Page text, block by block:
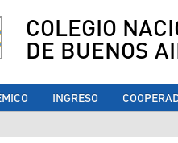
COLEGIO
DE BUENOS
INGRESO